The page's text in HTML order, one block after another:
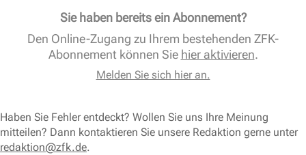
Sie haben bereits ein Abonnement?
Den Online-Zugang zu Ihrem bestehenden ZFK-
Abonnement können Sie hier aktivieren.
Melden Sie sich hier an.
Haben Sie Fehler entdeckt? Wollen Sie uns Ihre Meinung
mitteilen? Dann kontaktieren Sie unsere Redaktion gerne unter
redaktion@zfk.de.